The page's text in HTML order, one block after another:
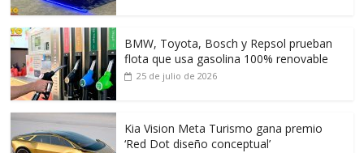
BMW, Toyota, Bosch y Repsol prueban
flota que usa gasolina 100% renovable
25 de julio de 2026
Kia Vision Meta Turismo gana premio
‘Red Dot diseño conceptual’